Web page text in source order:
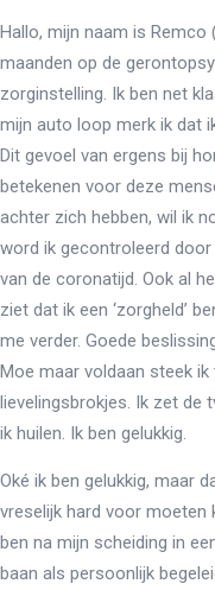
Hallo, mijn naam is Remco
maanden op de
zorginstelling. Ik ben net
mijn auto loop merk ik dat
Dit gevoel van ergens bij
betekenen voor deze
achter zich hebben, wil ik
word ik gecontroleerd
van de coronatijd. Ook al
ziet dat ik een ‘zorgheld’
me verder. Goede
Moe maar voldaan steek
lievelingsbrokjes. Ik zet de
ik huilen. Ik ben gelukkig.
Oké ik ben gelukkig, maar
vreselijk hard voor moeten
ben na mijn scheiding in
baan als persoonlijk